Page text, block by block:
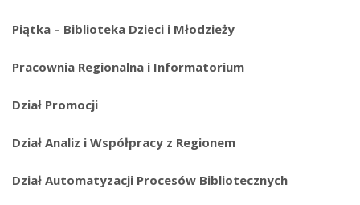
Piątka – Biblioteka Dzieci i Młodzieży
Pracownia Regionalna i Informatorium
Dział Promocji
Dział Analiz i Współpracy z Regionem
Dział Automatyzacji Procesów Bibliotecznych